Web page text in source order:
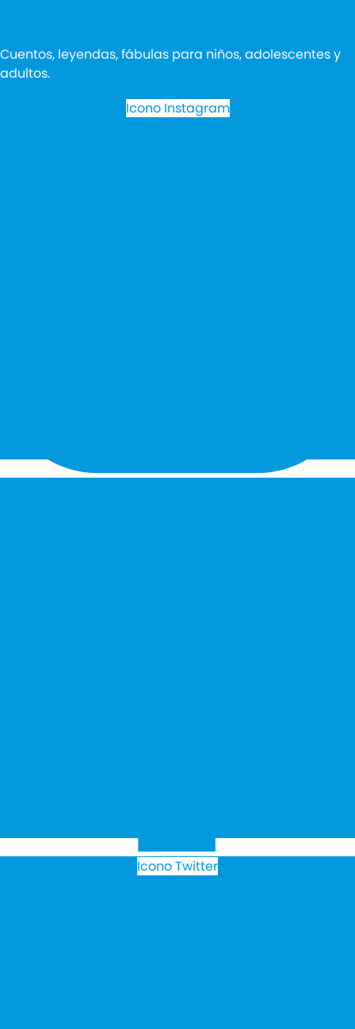
Cuentos, leyendas, fábulas para niños, adolescentes y
adultos.
Icono Instagram
Icono Twitter